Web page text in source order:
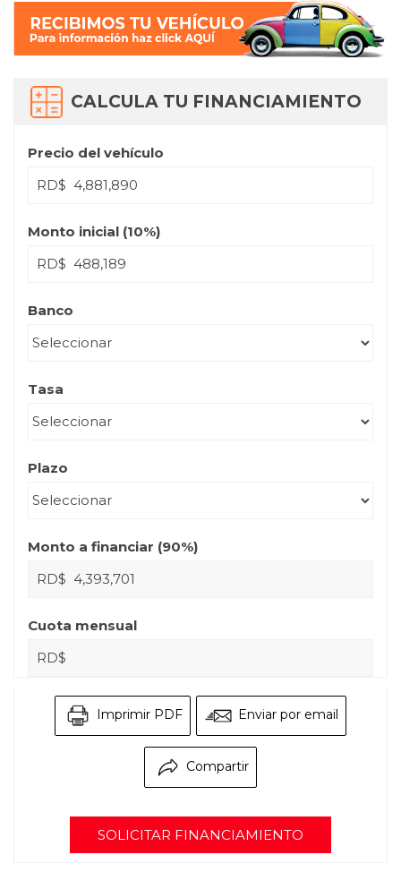
CALCULA TU FINANCIAMIENTO
Precio del vehículo
RD$
Monto inicial (10%)
RD$
Banco
Tasa
Plazo
Monto a financiar (90%)
RD$
Cuota mensual
RD$
Imprimir PDF Enviar por email
Compartir
SOLICITAR FINANCIAMIENTO